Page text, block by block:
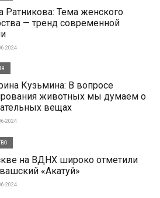
Ратникова: Тема женского
— тренд современной
2024
Кузьмина: В вопросе
животных мы думаем о
вещах
2024
на ВДНХ широко отметили
«Акатуй»
2024